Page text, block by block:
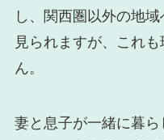
し、関西圏以外の地
見られますが、これ
ん。
妻と息子が一緒に暮